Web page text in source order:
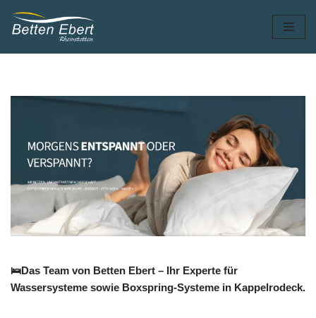
Zum
Inhalt
Erhalten Sie Betten für Kappelrodeck bei 🛌
Bettenfachgeschäft Ebert und 😴Matratzen,
Boxspringbetten, Wasserbetten, Kissen. 😴Wasserbetten,
😴Betten, 😴Matratzen, 😴Boxspringbetten und 😴
Kissen für Kappelrodeck. ➡️ Bettenfachgeschäft Ebert , Ihr
Schlafberater. Wir sind nur einen Anruf entfernt ✉.
🛌Das Team von Betten Ebert – Ihr Experte für
Wassersysteme sowie Boxspring-Systeme in Kappelrodeck.